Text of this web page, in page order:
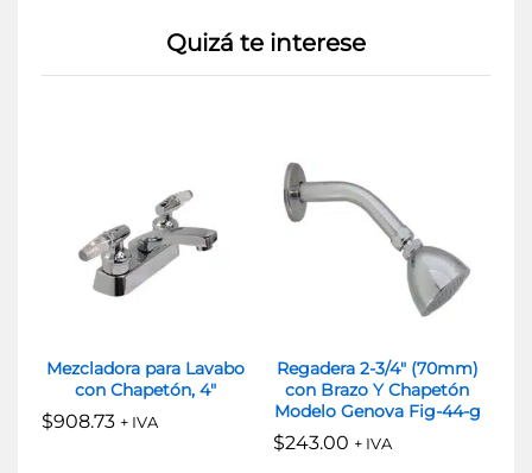
Quizá te interese
Mezcladora para Lavabo
con Chapetón, 4″
$908.73 + IVA
Regadera 2-3/4″ (70mm)
con Brazo Y Chapetón
Modelo Genova Fig-44-g
$243.00 + IVA